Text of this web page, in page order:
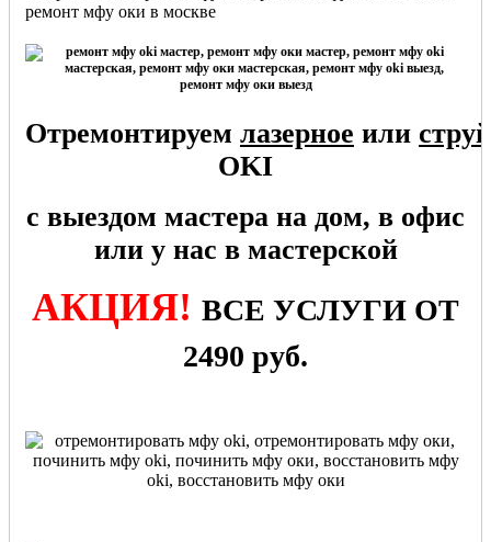
Отремонтируем лазерное или
OKI
с выездом мастера на дом, в офис
или у нас в мастерской
АКЦИЯ! ВСЕ УСЛУГИ ОТ
2490 руб.